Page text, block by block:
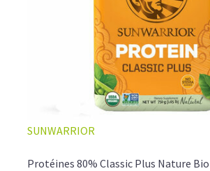
SUNWARRIOR
Protéines 80% Classic Plus Nature